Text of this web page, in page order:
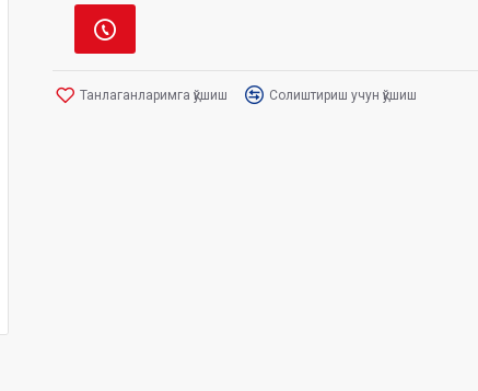
Танлаганларимга қўшиш Солиштириш учун қўшиш